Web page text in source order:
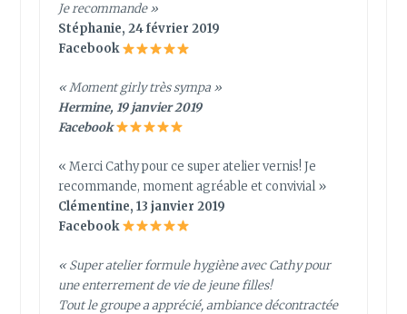
Je recommande »
Stéphanie, 24 février 2019
Facebook
« Moment girly très sympa »
Hermine, 19 janvier 2019
Facebook
« Merci Cathy pour ce super atelier vernis! Je
recommande, moment agréable et convivial »
Clémentine, 13 janvier 2019
Facebook
« Super atelier formule hygiène avec Cathy pour
une enterrement de vie de jeune filles!
Tout le groupe a apprécié, ambiance décontractée